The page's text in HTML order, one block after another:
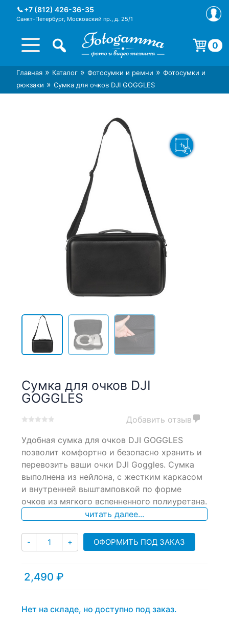
+7 (812) 426-36-35
Санкт-Петербург, Московский пр., д. 25/1
Интернет-магазин фототехники
Foto-Gamma в СПб
Магазин фотоаксессуаров foto-
gamma.ru
0
Корзина пуста.
Главная » Каталог » Фотосумки и ремни » Фотосумки и
рюкзаки » Сумка для очков DJI GOGGLES
Сумка для очков DJI
GOGGLES
out
on
customer
ratings
Добавить отзыв
Удобная сумка для очков DJI GOGGLES
позволит комфортно и безопасно хранить и
перевозить ваши очки DJI Goggles. Сумка
выполнена из нейлона, с жестким каркасом
и внутренней выштамповкой по форме
очков из мягкого вспенненного полиуретана.
читать далее...
- Количество
+ ОФОРМИТЬ ПОД ЗАКАЗ
2,490 ₽
Нет на складе, но доступно под заказ.